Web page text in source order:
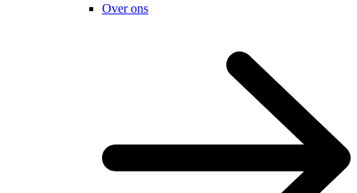
Over ons